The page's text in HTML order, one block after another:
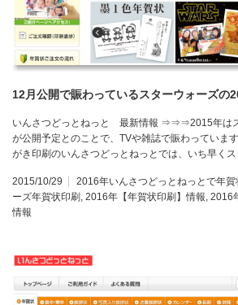
12月公開で賑わっているスターウォーズの
いんさつどっとねっと 最新情報 ⇒⇒⇒2015年は
が公開予定とのことで、TVや雑誌で賑わっていま
がき印刷のいんさつどっとねっとでは、いち早く
2015/10/29 2016年いんさつどっとねっとで年賀
ーズ年賀状印刷 , 2016年【年賀状印刷】情報, 2016
情報